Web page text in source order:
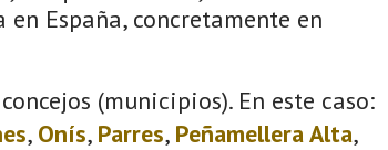
España, concretamente en
(municipios). En este caso:
, Onís, Parres, Peñamellera Alta,